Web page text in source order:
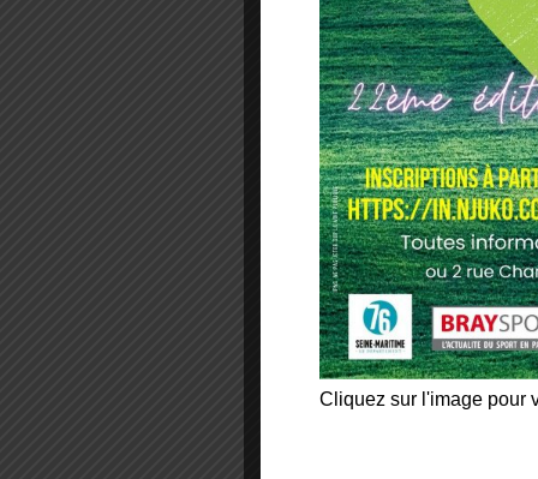
Cliquez sur l'image pour